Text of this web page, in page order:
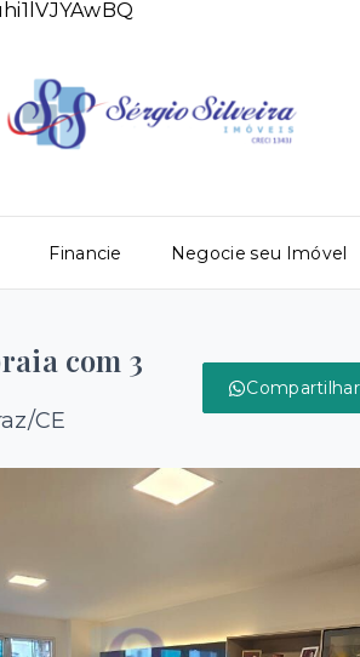
Financie Negocie seu Imóvel
com 3
CE